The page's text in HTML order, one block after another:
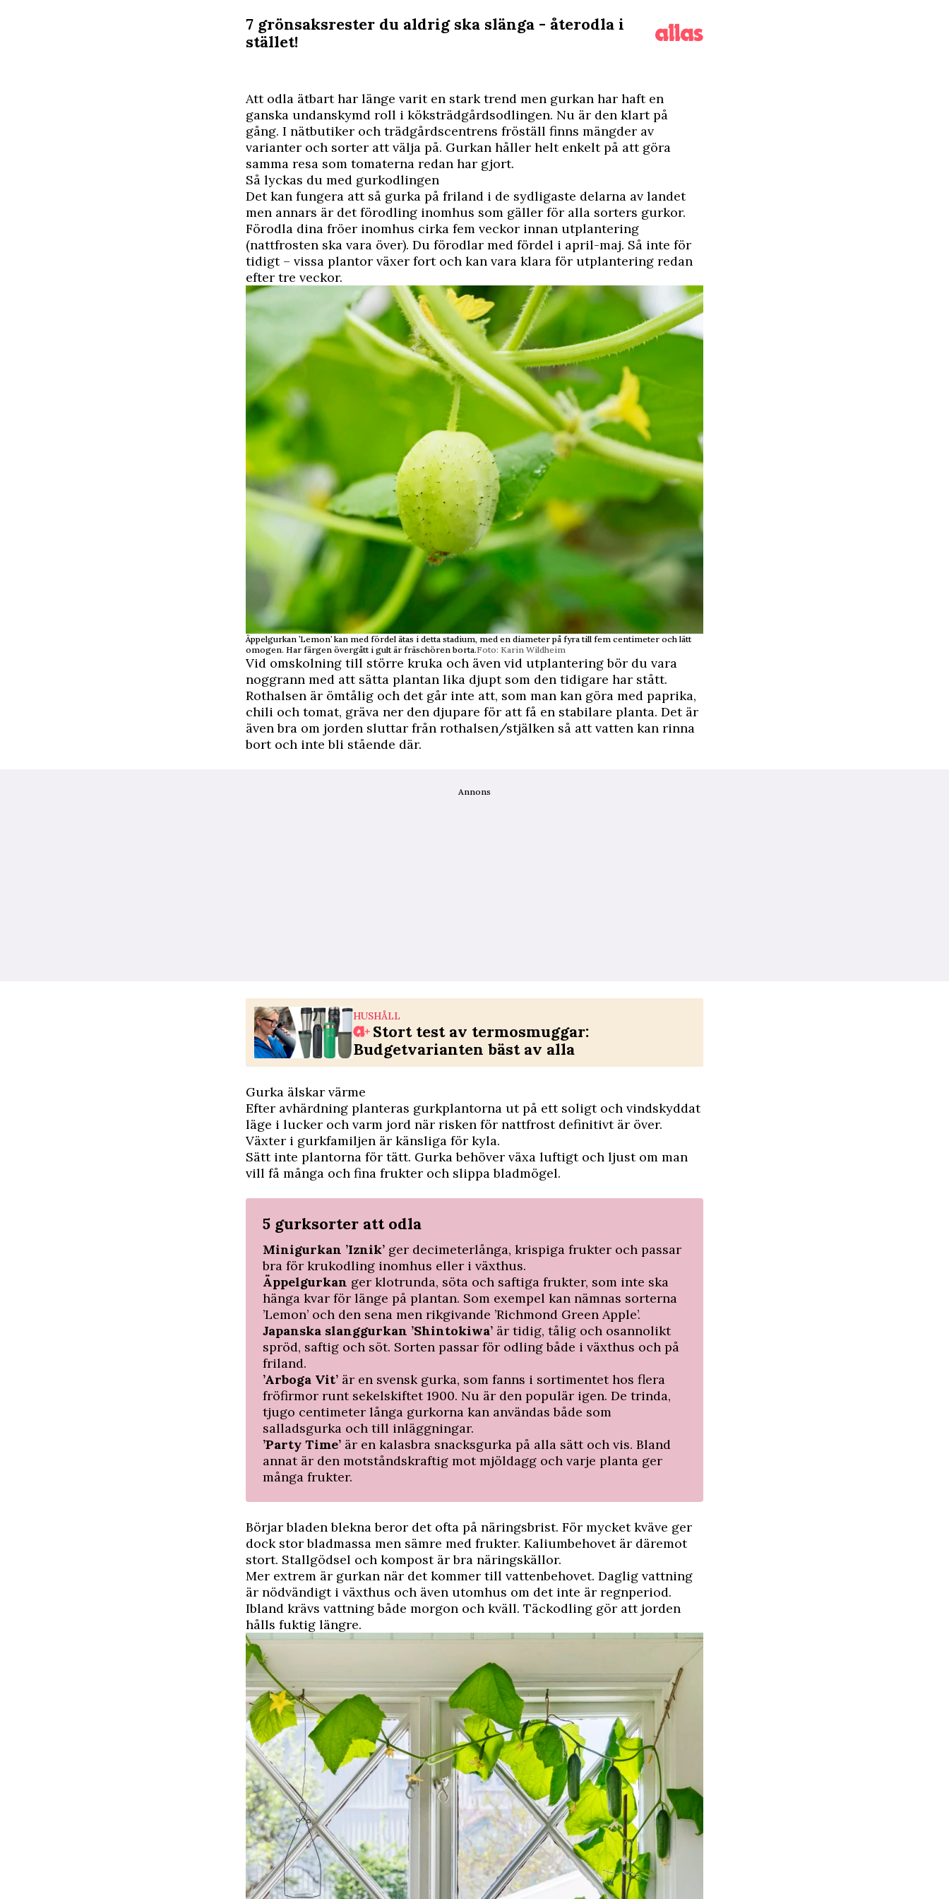
7 grönsaksrester du aldrig ska slänga - återodla i
stället!
Att odla ätbart har länge varit en stark trend men gurkan har haft en
ganska undanskymd roll i köksträdgårdsodlingen. Nu är den klart på
gång. I nät­butiker och trädgårdscentrens fröställ finns mängder av
varianter och sorter att välja på. Gurkan håller helt enkelt på att göra
samma resa som tomaterna redan har gjort.
Så lyckas du med gurkodlingen
Det kan fungera att så gurka på friland i de sydligaste delarna av landet
men annars är det förodling inomhus som gäller för alla sorters gurkor.
Förodla dina fröer inomhus cirka fem veckor innan utplantering
(nattfrosten ska vara över). Du förodlar med fördel i april-maj. Så inte för
tidigt – vissa plantor växer fort och kan vara klara för utplantering redan
efter tre veckor.
Äppelgurkan ’Lemon’ kan med fördel ätas i detta stadium, med en diameter på fyra till fem centimeter och lätt
omogen. Har färgen övergått i gult är fräschören borta.Foto: Karin Wildheim
Vid omskolning till större kruka och även vid utplantering bör du vara
noggrann med att sätta plantan lika djupt som den tidigare har stått.
Rothalsen är ömtålig och det går inte att, som man kan göra med paprika,
chili och tomat, gräva ner den djupare för att få en stabilare planta. Det är
även bra om jorden sluttar från rothalsen/stjälken så att vatten kan rinna
bort och inte bli stående där.
Annons
HUSHÅLL
Stort test av termosmuggar:
Budgetvarianten bäst av alla
Gurka älskar värme
Efter avhärdning planteras gurkplantorna ut på ett soligt och vindskyddat
läge i lucker och varm jord när risken för nattfrost definitivt är över.
Växter i gurkfamiljen är känsliga för kyla.
Sätt inte plantorna för tätt. Gurka behöver växa luftigt och ljust om man
vill få många och fina frukter och slippa bladmögel.
5 gurksorter att odla
Minigurkan ’Iznik’ ger decimeterlånga, krispiga frukter och passar
bra för krukodling inomhus eller i växthus.
Äppelgurkan ger klotrunda, söta och saftiga frukter, som inte ska
hänga kvar för länge på plantan. Som exempel kan nämnas sorterna
’Lemon’ och den sena men rikgivande ’Richmond Green Apple’.
Japanska slanggurkan ’Shintokiwa’ är tidig, tålig och osannolikt
spröd, saftig och söt. Sorten passar för odling både i växthus och på
friland.
’Arboga Vit’ är en svensk gurka, som fanns i sortimentet hos flera
fröfirmor runt sekelskiftet 1900. Nu är den populär igen. De trinda,
tjugo centimeter långa gurkorna kan användas både som
salladsgurka och till inläggningar.
’Party Time’ är en kalasbra snacksgurka på alla sätt och vis. Bland
annat är den motståndskraftig mot mjöldagg och varje planta ger
många frukter.
Börjar bladen blekna beror det ofta på näringsbrist. För mycket kväve ger
dock stor bladmassa men sämre med frukter. Kaliumbehovet är däremot
stort. Stallgödsel och kompost är bra näringskällor.
Mer extrem är gurkan när det kommer till vattenbehovet. Daglig vattning
är nödvändigt i växthus och även utomhus om det inte är regnperiod.
Ibland krävs vattning både morgon och kväll. Täckodling gör att jorden
hålls fuktig längre.